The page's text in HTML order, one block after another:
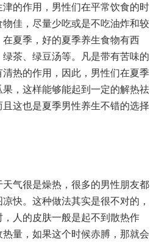
的作用，男性们在平常饮食的时
佳，尽量少吃或是不吃油炸和较
夏季，好的夏季养生食物有西
茶、绿豆汤等。凡是带有苦味的
热的作用，因此，男性们在夏季
，这样能够能起到一定的解热祛
这也是夏季男性养生不错的选择
气很是燥热，很多的男性朋友都
快。这种做法其实是很不对的，
，人的皮肤一般是起不到散热作
量，如果这个时候赤膊，那就会